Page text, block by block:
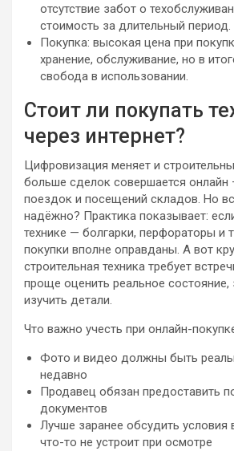
отсутствие забот о
стоимость за длительный период.
Покупка: высокая цена при
хранение, обслуживание, но в
свобода в использовании.
Стоит ли покупать
через интернет?
Цифровизация меняет и
больше сделок совершается онлайн
поездок и посещений складов. Но
надёжно? Практика показывает:
технике — болгарки, перфораторы и
покупки вполне оправданы. А вот
строительная техника требует
проще оценить реальное состояние,
изучить детали.
Что важно учесть при онлайн-
Фото и видео должны быть
недавно
Продавец обязан предоставить
документов
Лучше заранее обсудить условия
что-то не устроит при осмотре